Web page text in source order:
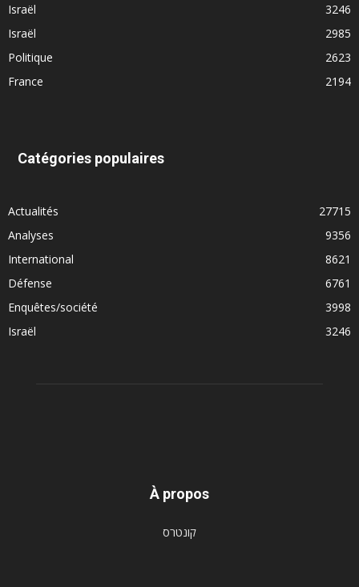
Israël
3246
Israël
2985
Politique
2623
France
2194
Catégories populaires
Actualités
27715
Analyses
9356
International
8621
Défense
6761
Enquêtes/société
3998
Israël
3246
À propos
קונטרס